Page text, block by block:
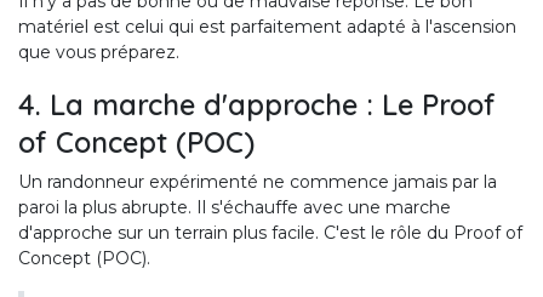
matériel est celui qui est parfaitement adapté à l'ascension
que vous préparez.
4. La marche d'approche : Le Proof
of Concept (POC)
Un randonneur expérimenté ne commence jamais par la
paroi la plus abrupte. Il s'échauffe avec une marche
d'approche sur un terrain plus facile. C'est le rôle du Proof of
Concept (POC).